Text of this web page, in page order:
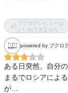
次にあげる表現は
なおさら心に響い
「そしてそれらの
だらかな雪の曲線
の後、不意に映写
ったりと動かなく
ブクログレビューは
いいねできません
powered by ブクロ
ある日突然、自分
まるでロシアによ
が…